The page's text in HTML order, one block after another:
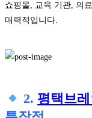
쇼핑몰, 교육 기관, 의
매력적입니다.
2. 평택브